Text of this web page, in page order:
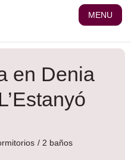
MENU
en Denia
/ 2 baños